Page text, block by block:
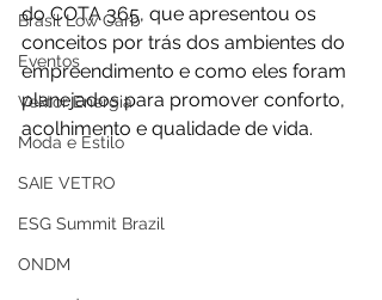
Brasil Low Carb
Eventos
Vektor Energia
Moda e Estilo
SAIE VETRO
ESG Summit Brazil
ONDM
do COTA 365, que apresentou os
conceitos por trás dos ambientes do
empreendimento e como eles foram
planejados para promover conforto,
acolhimento e qualidade de vida.